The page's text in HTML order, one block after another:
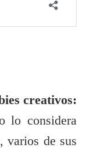
creativos:
lo considera
varios de sus